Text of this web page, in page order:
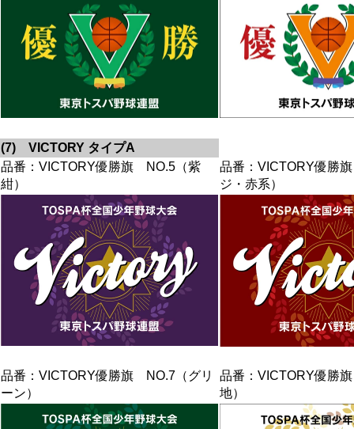
(7) VICTORY タイプA
品番：VICTORY優勝旗 NO.5（紫
紺）
品番：VICTORY優勝
ジ・赤系）
品番：VICTORY優勝旗 NO.7（グリ
ーン）
品番：VICTORY優勝
地）